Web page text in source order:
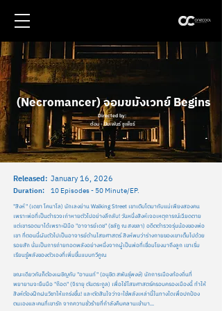
(Necromancer) จอมขมังเวทย์ Begins
Directed by:
ต้อม - ปิยะพันธ์ ชูเพ็ชร์
Released: January 16, 2026
Duration: 10 Episodes - 50 Minute/EP.
"สิงห์" (เดชา โคนาโล) นักเลงย่าน Walking Street เขาเติบโตมากับแม่เพียงสองคน
เพราะพ่อที่เป็นตำรวจเก่าหายตัวไปอย่างลึกลับ! วันหนึ่งสิงห์เจอเหตุการณ์เฉียดตาย
แต่เขารอดมาได้เพราะฝีมือ "อาจารย์เดช" (ชลัฏ ณ สงขลา) อดีตตำรวจรุ่นน้องของพ่อ
เขา ที่ตอนนี้ผันตัวไปเป็นอาจารย์ด้านไสยศาสตร์ สิงห์พบว่าร่างกายของเขาเต็มไปด้วย
รอยสัก นั่นเป็นการถ่ายทอดพลังอย่างหนึ่งจากผู้เป็นพ่อที่เชื่อมโยงมาถึงลูก เขาเริ่ม
เรียนรู้พลังของตัวเองที่เพิ่มขึ้นแบบทวีคูณ
ขณะเดียวกันก็ต้องเผชิญกับ "อานนท์" (อนุชิต สพันธุ์พงษ์) นักการเมืองท้องถิ่นที่
พยายามจะยืมมือ "ก๊อด" (จิรายุ ตันตระกูล) เพื่อใช้ไสยศาสตร์ครอบครองเมืองนี้ ทำให้
สิงห์ต้องฝึกฝนวิชาให้แกร่งขึ้น! และตัดสินใจว่าจะใช้พลังเหล่านี้ในทางใดเพื่อปกป้อง
ตนเองและคนที่เขารัก จากความชั่วร้ายที่กำลังคืบคลานเข้ามา...